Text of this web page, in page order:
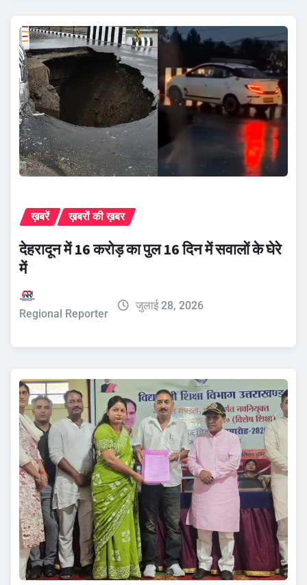
ख़बरें ख़बरों की ख़बर
देहरादून में 16 करोड़ का पुल 16 दिन में सवालों के घेरे
में
Regional Reporter
जुलाई 28, 2026